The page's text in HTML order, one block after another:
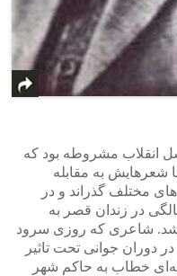
انقلاب مشروطه بود که
شعر‌هایش به مقابله
مختلف گذراند و در
نیز در سال ۱۳۱۸ در سن ۵۱ سالگی در زندان قصر به
شاعری که روزی سرود
دوران جوانی تحت تاثیر
خطاب به حاکم شهر